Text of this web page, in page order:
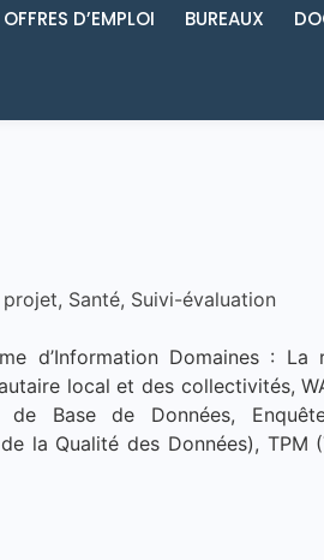
OFFRES D’EMPLOI BUREAUX
projet, Santé, Suivi-évaluation
d’Information Domaines :
local et des collectivités,
de Données,
la Qualité des Données),